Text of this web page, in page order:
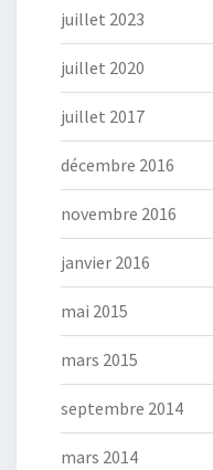
juillet 2023
juillet 2020
juillet 2017
décembre 2016
novembre 2016
janvier 2016
mai 2015
mars 2015
septembre 2014
mars 2014